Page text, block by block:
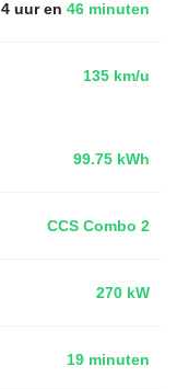
4 uur en 46 minuten
135 km/u
99.75 kWh
CCS Combo 2
270 kW
19 minuten